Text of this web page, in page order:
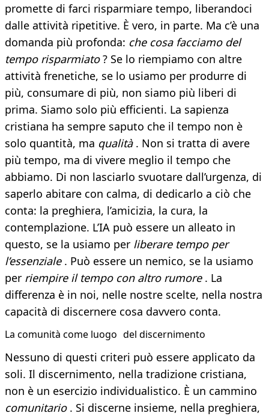
promette di farci risparmiare tempo, liberandoci
dalle attività ripetitive. È vero, in parte. Ma c’è una
domanda più profonda: che cosa facciamo del
tempo risparmiato? Se lo riempiamo con altre
attività frenetiche, se lo usiamo per produrre di
più, consumare di più, non siamo più liberi di
prima. Siamo solo più efficienti. La sapienza
cristiana ha sempre saputo che il tempo non è
solo quantità, ma qualità. Non si tratta di avere
più tempo, ma di vivere meglio il tempo che
abbiamo. Di non lasciarlo svuotare dall’urgenza, di
saperlo abitare con calma, di dedicarlo a ciò che
conta: la preghiera, l’amicizia, la cura, la
contemplazione. L’IA può essere un alleato in
questo, se la usiamo per liberare tempo per
l’essenziale. Può essere un nemico, se la usiamo
per riempire il tempo con altro rumore. La
differenza è in noi, nelle nostre scelte, nella nostra
capacità di discernere cosa davvero conta.
La comunità come luogo del discernimento
Nessuno di questi criteri può essere applicato da
soli. Il discernimento, nella tradizione cristiana,
non è un esercizio individualistico. È un cammino
comunitario. Si discerne insieme, nella preghiera,